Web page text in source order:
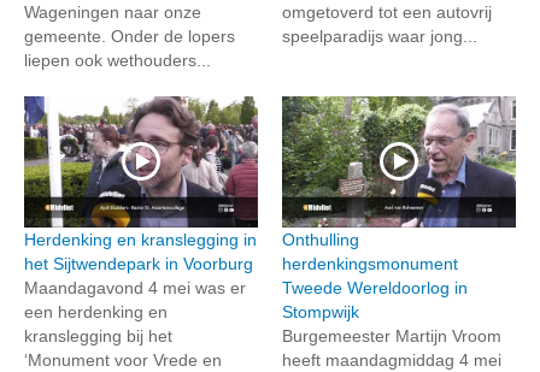
Wageningen naar onze
gemeente. Onder de lopers
liepen ook wethouders...
omgetoverd tot een autovrij
speelparadijs waar jong...
Herdenking en kranslegging in
het Sijtwendepark in Voorburg
Maandagavond 4 mei was er
een herdenking en
kranslegging bij het
‘Monument voor Vrede en
Onthulling
herdenkingsmonument
Tweede Wereldoorlog in
Stompwijk
Burgemeester Martijn Vroom
heeft maandagmiddag 4 mei